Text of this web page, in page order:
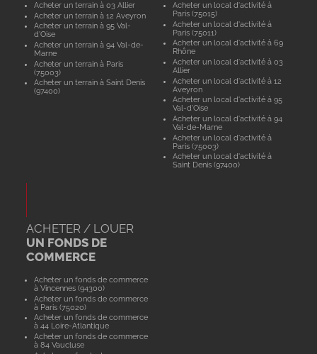
Acheter un terrain à 03 Allier
Acheter un terrain à 12 Aveyron
Acheter un terrain à 95 Val-
d'Oise
Acheter un terrain à 94 Val-de-
Marne
Acheter un terrain à Paris
(75003)
Acheter un terrain à Saint Denis
(97400)
Acheter un local d'activité à
Paris (75015)
Acheter un local d'activité à
Paris (75011)
Acheter un local d'activité à 69
Rhône
Acheter un local d'activité à 03
Allier
Acheter un local d'activité à 12
Aveyron
Acheter un local d'activité à 95
Val-d'Oise
Acheter un local d'activité à 94
Val-de-Marne
Acheter un local d'activité à
Paris (75003)
Acheter un local d'activité à
Saint Denis (97400)
ACHETER / LOUER
UN FONDS DE
COMMERCE
Acheter un fonds de commerce
à Vincennes (94300)
Acheter un fonds de commerce
à Paris (75020)
Acheter un fonds de commerce
à 44 Loire-Atlantique
Acheter un fonds de commerce
à 84 Vaucluse